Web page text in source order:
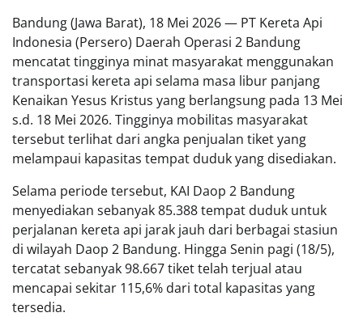
Bandung (Jawa Barat), 18 Mei 2026 — PT Kereta Api
Indonesia (Persero) Daerah Operasi 2 Bandung
mencatat tingginya minat masyarakat menggunakan
transportasi kereta api selama masa libur panjang
Kenaikan Yesus Kristus yang berlangsung pada 13 Mei
s.d. 18 Mei 2026. Tingginya mobilitas masyarakat
tersebut terlihat dari angka penjualan tiket yang
melampaui kapasitas tempat duduk yang disediakan.
Selama periode tersebut, KAI Daop 2 Bandung
menyediakan sebanyak 85.388 tempat duduk untuk
perjalanan kereta api jarak jauh dari berbagai stasiun
di wilayah Daop 2 Bandung. Hingga Senin pagi (18/5),
tercatat sebanyak 98.667 tiket telah terjual atau
mencapai sekitar 115,6% dari total kapasitas yang
tersedia.